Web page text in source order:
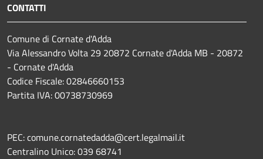
CONTATTI
Comune di Cornate d'Adda
Via Alessandro Volta 29 20872 Cornate d'Adda MB - 20872
- Cornate d'Adda
Codice Fiscale: 02846660153
Partita IVA: 00738730969
PEC: comune.cornatedadda@cert.legalmail.it
Centralino Unico: 039 68741